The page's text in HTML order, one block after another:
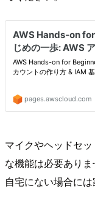
マイクやヘッドセ
な機能は必要ありま
自宅にない場合に